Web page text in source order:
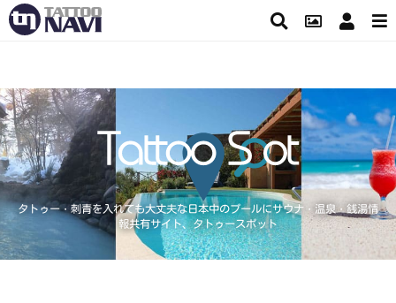
タトゥー・刺青を入れても大丈夫な日本中のプールにサウナ・温泉・銭湯情
報共有サイト、タトゥースポット